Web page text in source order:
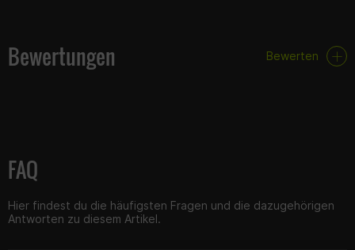
Bewertungen Bewerten
FAQ
Hier findest du die häufigsten Fragen und die dazugehörigen
Antworten zu diesem Artikel.